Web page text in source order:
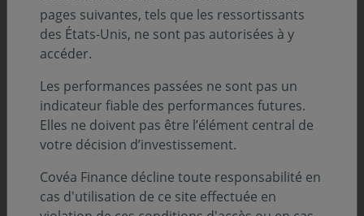
Un fonds qui participe aufinancement de
l’économie française et européenne
Un univers dynamique à forte diversité sectorielle
et propice au stock picking qui permet de
bénéficier de la croissance des petites et
Bénéficier d’une gestion de conviction : un
pages suivantes, tels que les ressortissants
des États-Unis, ne sont pas autorisées à y
accéder.
Les performances passées ne sont pas un
indicateur fiable des performances futures.
Elles ne doivent pas être l’élément central de
votre décision d’investissement.
Covéa Finance décline toute responsabilité en
cas d'utilisation de ce site effectuée en